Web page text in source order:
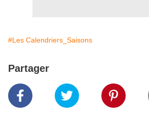
#Les Calendriers_Saisons
Partager